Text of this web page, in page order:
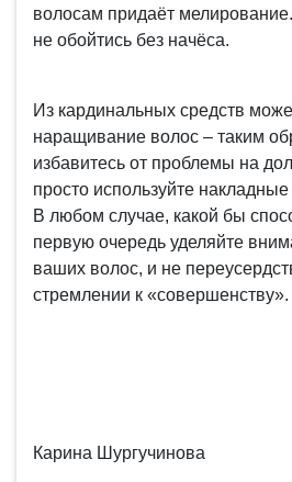
волосам придаёт
не обойтись без начёса.
Из кардинальных средств
наращивание волос – таким
избавитесь от проблемы на
просто используйте
В любом случае, какой бы
первую очередь уделяйте
ваших волос, и не
стремлении к
Карина Шургучинова